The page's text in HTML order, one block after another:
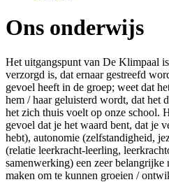
Ons onderwijs
Het uitgangspunt van De Klimpaal
verzorgd is, dat ernaar gestreefd
gevoel heeft in de groep; weet dat
hem / haar geluisterd wordt, dat het
het zich thuis voelt op onze school.
gevoel dat je het waard bent, dat je
hebt), autonomie (zelfstandigheid,
(relatie leerkracht-leerling,
samenwerking) een zeer
maken om te kunnen groeien /